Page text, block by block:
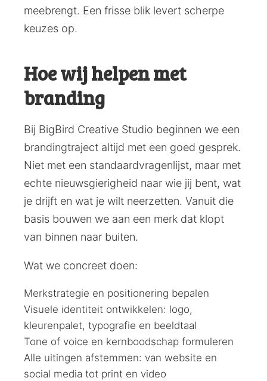
meebrengt. Een frisse blik levert scherpe
keuzes op.
Hoe wij helpen met
branding
Bij BigBird Creative Studio beginnen we een
brandingtraject altijd met een goed gesprek.
Niet met een standaardvragenlijst, maar met
echte nieuwsgierigheid naar wie jij bent, wat
je drijft en wat je wilt neerzetten. Vanuit die
basis bouwen we aan een merk dat klopt
van binnen naar buiten.
Wat we concreet doen:
Merkstrategie en positionering bepalen
Visuele identiteit ontwikkelen: logo,
kleurenpalet, typografie en beeldtaal
Tone of voice en kernboodschap formuleren
Alle uitingen afstemmen: van website en
social media tot print en video